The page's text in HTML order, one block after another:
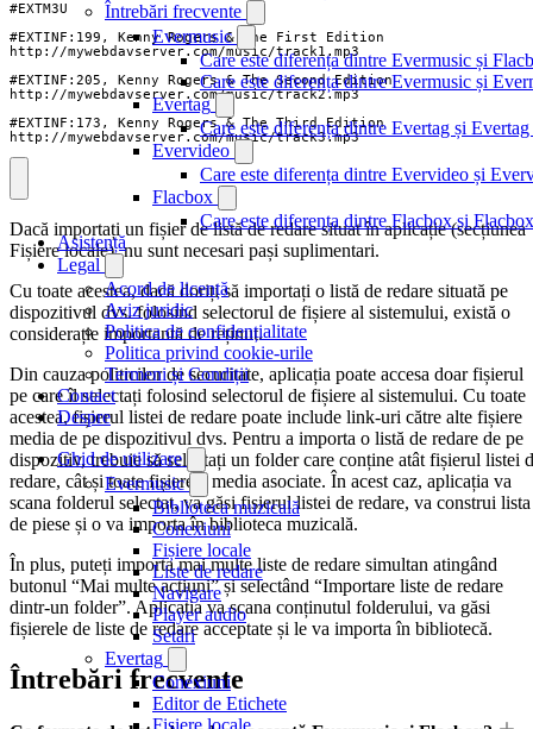
Întrebări frecvente
Evermusic
Care este diferența dintre Evermusic și
Care este diferența dintre Evermusic și
Evertag
Care este diferența dintre Evertag și
Evervideo
Care este diferența dintre Evervideo și
Flacbox
Care este diferența dintre Flacbox și
Asistență
Legal
Acord de licență
Aviz juridic
Politica de confidențialitate
Politica privind cookie-urile
Termeni și Condiții
Contact
Despre
Ghid de utilizare
Evermusic
Biblioteca muzicală
Conexiuni
Fișiere locale
Liste de redare
Navigare
Player audio
Setări
Evertag
Conexiuni
Editor de Etichete
Fișiere locale
http://mywebdavserver.com/music/track3.mp3
Dacă importați un fișier de listă de redare situat în aplicație (secțiunea
Fișiere locale), nu sunt necesari pași suplimentari.
Cu toate acestea, dacă doriți să importați o listă de redare situată pe
dispozitivul dvs. folosind selectorul de fișiere al sistemului, există o
considerație importantă de reținut.
Din cauza politicilor de securitate, aplicația poate accesa doar fișierul
pe care îl selectați folosind selectorul de fișiere al sistemului. Cu toate
acestea, fișierul listei de redare poate include link-uri către alte fișiere
media de pe dispozitivul dvs. Pentru a importa o listă de redare de pe
dispozitiv, trebuie să selectați un folder care conține atât fișierul listei
redare, cât și toate fișierele media asociate. În acest caz, aplicația va
scana folderul selectat, va găsi fișierul listei de redare, va construi lista
de piese și o va importa în biblioteca muzicală.
În plus, puteți importa mai multe liste de redare simultan atingând
butonul “Mai multe acțiuni” și selectând “Importare liste de redare
dintr-un folder”. Aplicația va scana conținutul folderului, va găsi
fișierele de liste de redare acceptate și le va importa în bibliotecă.
Întrebări frecvente